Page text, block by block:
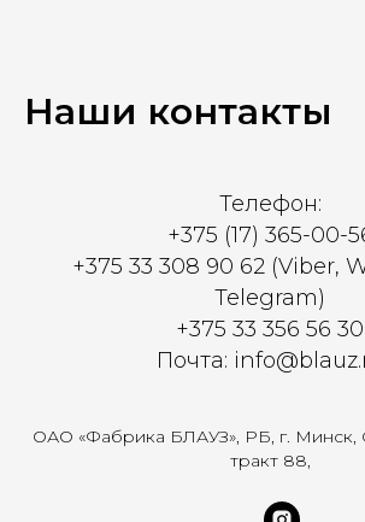
Наши контакты
Телефон:
+375 (17) 365-00-
+375 33 308 90 62 (Viber,
Telegram)
+375 33 356 56 30
Почта:
ОАО «Фабрика БЛАУЗ», РБ, г. Минск,
тракт 88,